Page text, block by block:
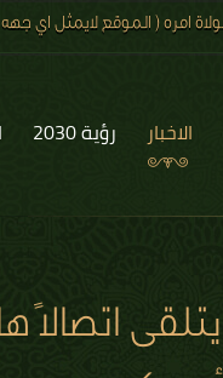
امره ( الموقع لايمثل اي جهه
الاخبار رؤية 2030
اتصالاً